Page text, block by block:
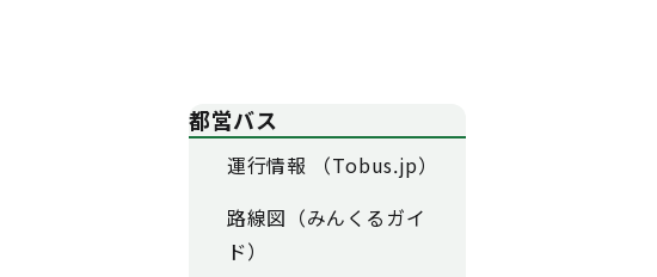
都営バス
運行情報 （Tobus.jp）
路線図（みんくるガイ
ド）